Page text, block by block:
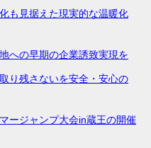
も見据えた現実的な温暖化
への早期の企業誘致実現を
り残さないを安全・安心の
ージャンプ大会in蔵王の開催